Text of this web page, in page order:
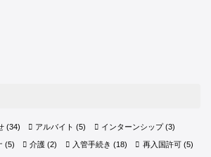
(34) アルバイト (5) インターンシップ(3)
(5) 介護 (2) 入管手続き (18) 再入国許可(5)